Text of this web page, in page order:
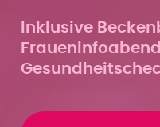
Inklusive